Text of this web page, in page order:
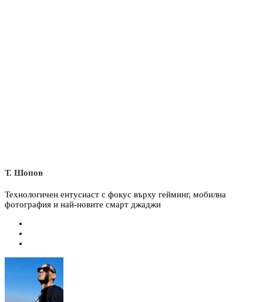
Т. Шопов
Технологичен ентусиаст с фокус върху гейминг, мобилна
фотография и най-новите смарт джаджи